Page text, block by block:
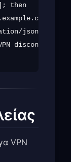
then
json" \
disconnected
VPN